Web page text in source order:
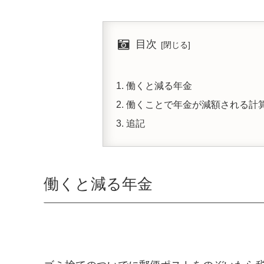
目次
働くと減る年金
働くことで年金が減額される計
追記
働くと減る年金